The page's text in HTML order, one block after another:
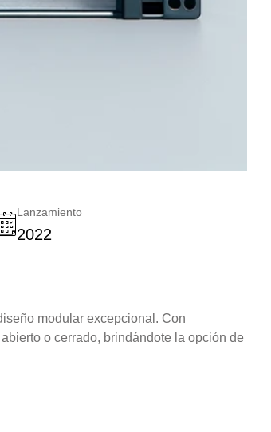
Lanzamiento
2022
modular excepcional. Con
o cerrado, brindándote la opción de